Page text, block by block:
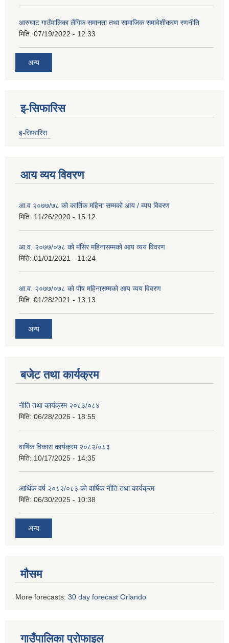
आरुघाट गाउँपालिका लैंगिक समानता तथा सामाजिक समावेशीकरण रणनीति
मिति: 07/19/2022 - 12:33
अन्य
इ-सिफारिस
इ-सिफारिस
आय व्यय विवरण
आ.व २०७७/७८ को कार्तिक महिना सम्मको आय / ब्यय विवरण
मिति: 11/26/2020 - 15:12
आ.व. २०७७/०७८ को मंसिर महिनासम्मको आय व्यय विवरण
मिति: 01/01/2021 - 11:24
आ.व. २०७७/०७८ को पौष महिनासम्मको आय व्यय विवरण
मिति: 01/28/2021 - 13:13
अन्य
बजेट तथा कार्यक्रम
नीति तथा कार्यक्रम २०८३/०८४
मिति: 06/28/2026 - 18:55
वार्षिक विकास कार्यक्रम २०८२/०८३
मिति: 10/17/2025 - 14:35
आर्थिक वर्ष २०८२/०८३ को वार्षिक नीति तथा कार्यक्रम
मिति: 06/30/2025 - 10:38
अन्य
मौसम
More forecasts: 30 day forecast Orlando
गाउँपालिका प्रोफाइल